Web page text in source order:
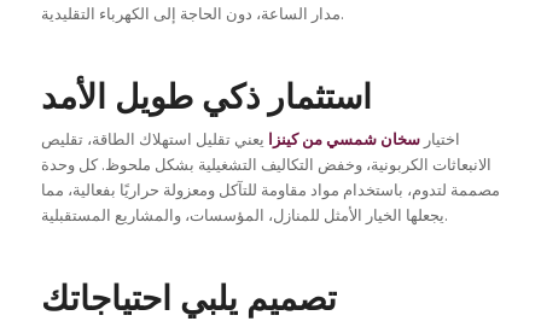
مدار الساعة، دون الحاجة إلى الكهرباء التقليدية.
استثمار ذكي طويل الأمد
اختيارسخان شمسي من كينزا يعني تقليل استهلاك الطاقة، تقليص
الانبعاثات الكربونية، وخفض التكاليف التشغيلية بشكل ملحوظ. كل وحدة
مصممة لتدوم، باستخدام مواد مقاومة للتآكل ومعزولة حراريًا بفعالية، مما
يجعلها الخيار الأمثل للمنازل، المؤسسات، والمشاريع المستقبلية.
تصميم يلبي احتياجاتك